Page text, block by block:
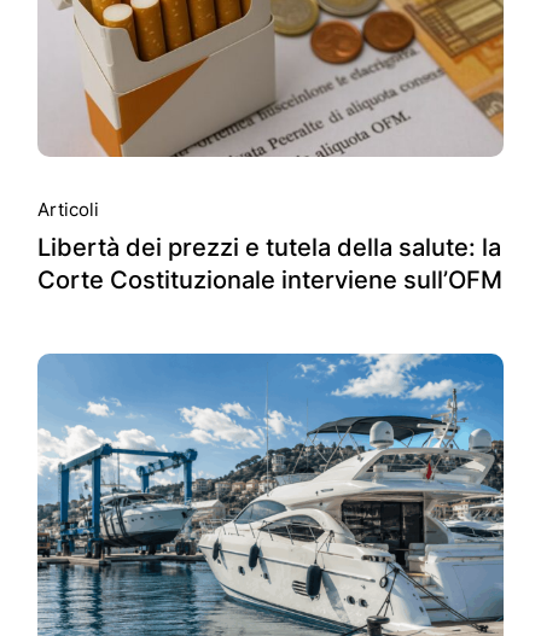
Articoli
Libertà dei prezzi e tutela della salute: la
Corte Costituzionale interviene sull’OFM